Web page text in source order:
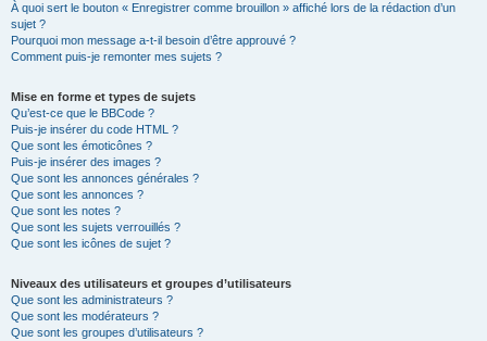
À quoi sert le bouton « Enregistrer comme brouillon » affiché lors de la rédaction d’un
sujet ?
Pourquoi mon message a-t-il besoin d’être approuvé ?
Comment puis-je remonter mes sujets ?
Mise en forme et types de sujets
Qu’est-ce que le BBCode ?
Puis-je insérer du code HTML ?
Que sont les émoticônes ?
Puis-je insérer des images ?
Que sont les annonces générales ?
Que sont les annonces ?
Que sont les notes ?
Que sont les sujets verrouillés ?
Que sont les icônes de sujet ?
Niveaux des utilisateurs et groupes d’utilisateurs
Que sont les administrateurs ?
Que sont les modérateurs ?
Que sont les groupes d’utilisateurs ?